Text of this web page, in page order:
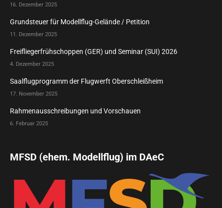
16. Dezember 2025
Grundsteuer für Modellflug-Gelände / Petition
11. Dezember 2025
Freifliegerfrühschoppen (GER) und Seminar (SUI) 2026
4. Dezember 2025
Saalflugprogramm der Flugwerft Oberschleißheim
17. November 2025
Rahmenausschreibungen und Vorschauen
6. Februar 2025
MFSD (ehem. Modellflug) im DAeC